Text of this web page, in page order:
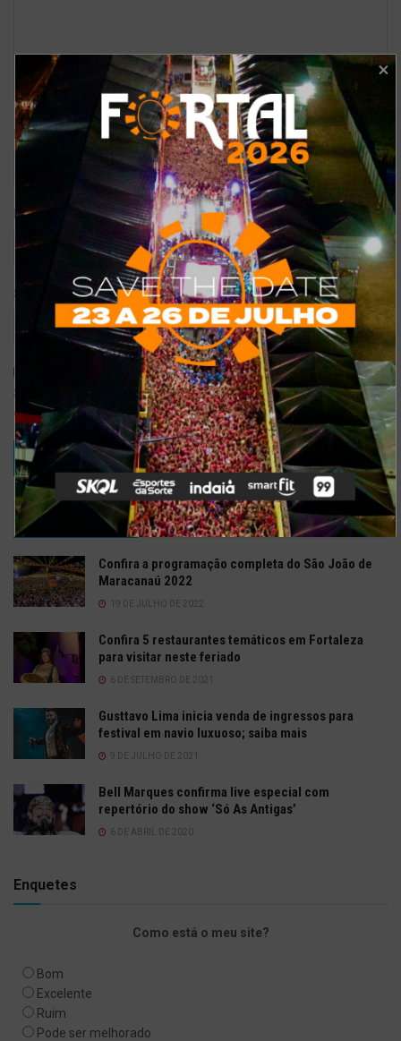
Nome*
E-mail
Site
Salvar meus dados neste navegador para a próxima vez que eu
comentar.
TRENDING COMMENTS RECENTES
Confira a programação completa do São João de
Maracanaú 2022
19 DE JULHO DE 2022
Confira 5 restaurantes temáticos em Fortaleza
para visitar neste feriado
6 DE SETEMBRO DE 2021
Gusttavo Lima inicia venda de ingressos para
festival em navio luxuoso; saiba mais
9 DE JULHO DE 2021
Bell Marques confirma live especial com
repertório do show ‘Só As Antigas’
6 DE ABRIL DE 2020
Enquetes
Como está o meu site?
Bom
Excelente
Ruim
Pode ser melhorado